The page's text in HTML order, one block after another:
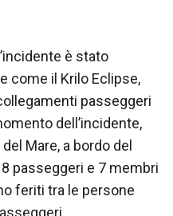
è stato
come il Krilo Eclipse,
passeggeri
dell’incidente,
Mare, a bordo del
passeggeri e 7 membri
feriti tra le persone